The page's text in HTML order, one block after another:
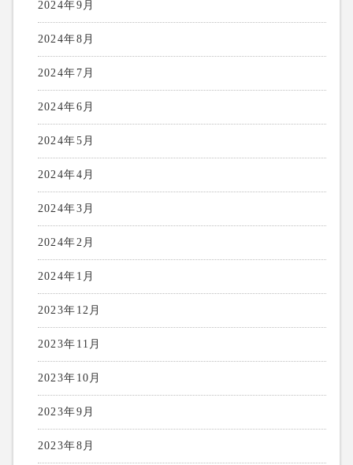
2024年9月
2024年8月
2024年7月
2024年6月
2024年5月
2024年4月
2024年3月
2024年2月
2024年1月
2023年12月
2023年11月
2023年10月
2023年9月
2023年8月